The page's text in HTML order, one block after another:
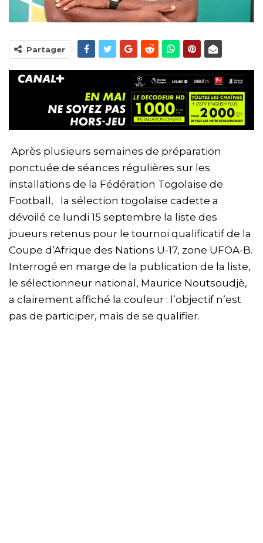
Partager
Après plusieurs semaines de préparation
ponctuée de séances régulières sur les
installations de la Fédération Togolaise de
Football, la sélection togolaise cadette a
dévoilé ce lundi 15 septembre la liste des
joueurs retenus pour le tournoi qualificatif de la
Coupe d’Afrique des Nations U-17, zone UFOA-B.
Interrogé en marge de la publication de la liste,
le sélectionneur national, Maurice Noutsoudjè,
a clairement affiché la couleur : l’objectif n’est
pas de participer, mais de se qualifier.